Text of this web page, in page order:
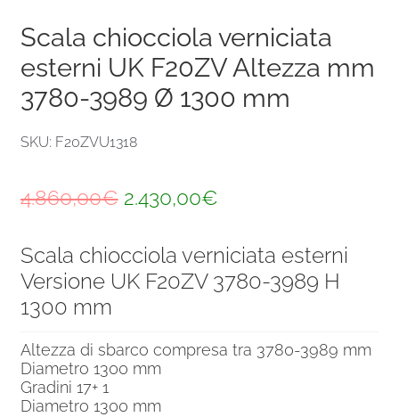
Scala chiocciola verniciata
esterni UK F20ZV Altezza mm
3780-3989 Ø 1300 mm
SKU: F20ZVU1318
4.860,00€ Il
originale
era:
2.430,00€Il
attuale
è:
Scala chiocciola verniciata esterni
Versione UK F20ZV 3780-3989 H
1300 mm
Altezza di sbarco compresa tra 3780-3989 mm
Diametro 1300 mm
Gradini 17+ 1
Diametro 1300 mm